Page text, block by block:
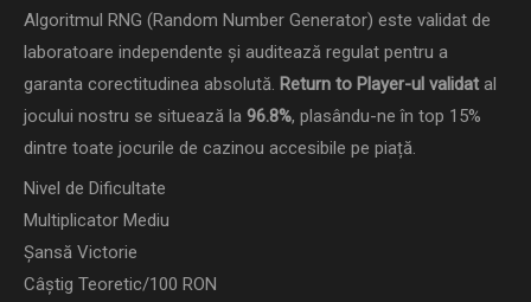
Algoritmul RNG (Random Number Generator) este validat de
laboratoare independente și auditează regulat pentru a
garanta corectitudinea absolută. Return to Player-ul validat al
jocului nostru se situează la 96.8%, plasându-ne în top 15%
dintre toate jocurile de cazinou accesibile pe piață.
Nivel de Dificultate
Multiplicator Mediu
Șansă Victorie
Câștig Teoretic/100 RON